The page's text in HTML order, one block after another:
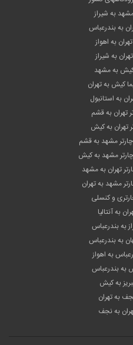
به شیراز
به بندرعباس
به اهواز
به شیراز
کیش به مشهد
کیش به تهران
به استانبول
تهران به قشم
تهران به کیش
مشهد به قشم
مشهد به کیش
تهران به مشهد
مشهد به تهران
و کنسلی
به آنتالیا
به بندرعباس
به بندرعباس
به اهواز
به بندرعباس
به کیش
به تهران
به نجف